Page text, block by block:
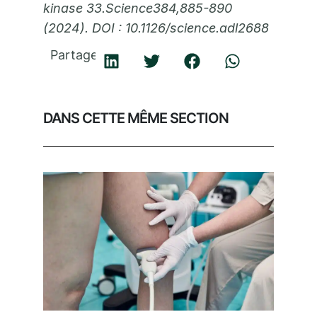
kinase 33.Science384,885-890
(2024). DOI : 10.1126/science.adl2688
Partager
DANS CETTE MÊME SECTION